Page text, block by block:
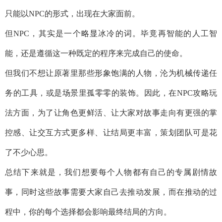
只能以NPC的形式，出现在大家面前。
但NPC，其实是一个略显冰冷的词。毕竟再智能的人工智
能，还是遵循这一种既定的程序来完成自己的使命。
但我们不想让原著里那些形象饱满的人物，沦为机械传递任
务的工具，或是场景里孤零零的装饰。因此，在NPC攻略玩
法方面，为了让角色更鲜活、让大家对故事走向有更强的掌
控感、让交互方式更多样、让结局更丰富，策划团队可是花
了不少心思。
总结下来就是，我们想要每个人物都有自己的专属剧情故
事，同时这些故事需要大家自己去推动发展，而在推动的过
程中，你的每个选择都会影响最终结局的方向。